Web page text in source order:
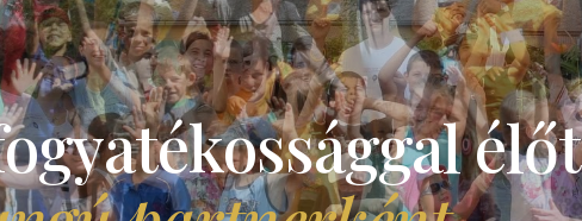
élőt